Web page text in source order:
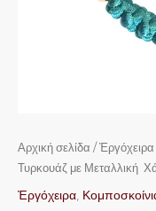
Αρχική σελίδα / Ἐργόχειρα
Τυρκουάζ με Μεταλλική
Ἐργόχειρα